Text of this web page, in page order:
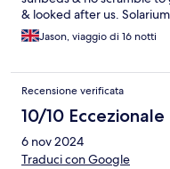
& looked after us.
Jason, viaggio di 16 notti
Recensione verificata
10/10 Eccezionale
6 nov 2024
Traduci con Google